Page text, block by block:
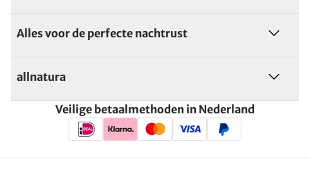
Alles voor de perfecte nachtrust
allnatura
Veilige betaalmethoden in Nederland